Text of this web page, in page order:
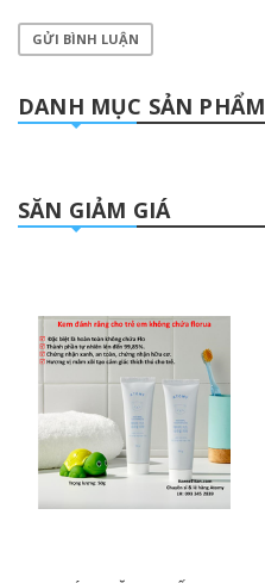
GỬI BÌNH LUẬN
DANH MỤC SẢN PHẨM
SĂN GIẢM GIÁ